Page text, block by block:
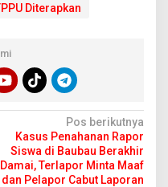
Diterapkan
Pos berikutnya
Kasus Penahanan Rapor
Siswa di Baubau Berakhir
Damai, Terlapor Minta Maaf
dan Pelapor Cabut Laporan